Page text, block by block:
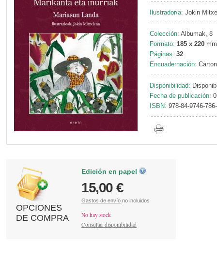
Ilustrador/a: Jokin
Colección: Albumak, 8
Formato: 185 x 220 mm
Páginas: 32
Encuadernación:
Disponibilidad:
Fecha de publicación:
ISBN: 978-84-9746-
OPCIONES
DE COMPRA
Edición en papel
15,00 €
Gastos de envío no incluidos
No hay stock
Consultar disponibilidad